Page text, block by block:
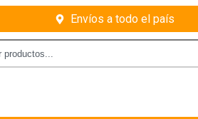
Envíos a todo el país